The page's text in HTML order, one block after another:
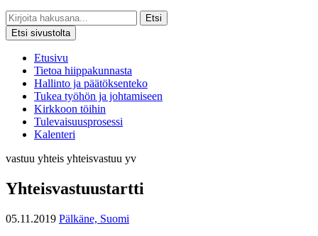
Etsi
Etsi sivustolta
Etusivu
Tietoa hiippakunnasta
Hallinto ja päätöksenteko
Tukea työhön ja johtamiseen
Kirkkoon töihin
Tulevaisuusprosessi
Kalenteri
vastuu yhteis yhteisvastuu yv
Yhteisvastuustartti
05.11.2019 Pälkäne, Suomi